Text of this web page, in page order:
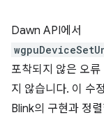
Dawn API에서
포착되지 않은 오
지 않습니다. 이 수
Blink의 구현과 정